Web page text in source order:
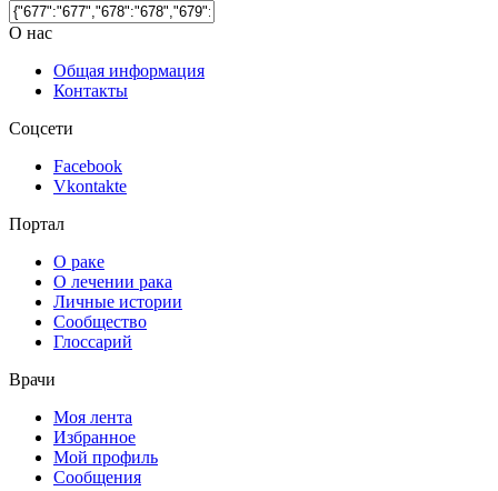
О нас
Общая информация
Контакты
Соцсети
Facebook
Vkontakte
Портал
О раке
О лечении рака
Личные истории
Сообщество
Глоссарий
Врачи
Моя лента
Избранное
Мой профиль
Сообщения